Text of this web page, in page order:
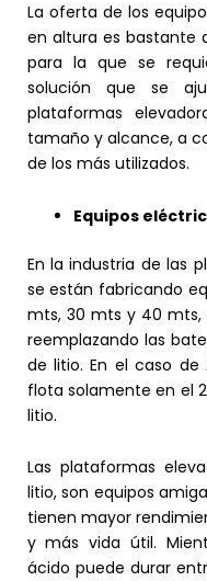
La oferta de los
en altura es bastante
para la que se
solución que se
plataformas
tamaño y alcance, a
de los más utilizados.
Equipos
En la industria de las
se están fabricando
mts, 30 mts y 40
reemplazando las
de litio. En el caso de
flota solamente en el
litio.
Las plataformas
litio, son equipos
tienen mayor
y más vida útil.
ácido puede durar